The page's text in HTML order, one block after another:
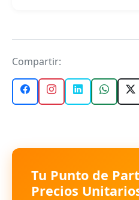
Compartir:
Tu Punto de
Precios